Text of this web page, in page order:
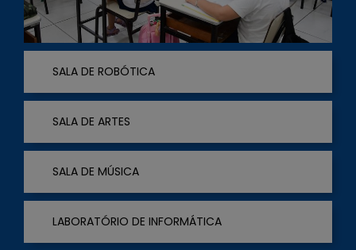
SALA DE ROBÓTICA
SALA DE ARTES
SALA DE MÚSICA
LABORATÓRIO DE INFORMÁTICA